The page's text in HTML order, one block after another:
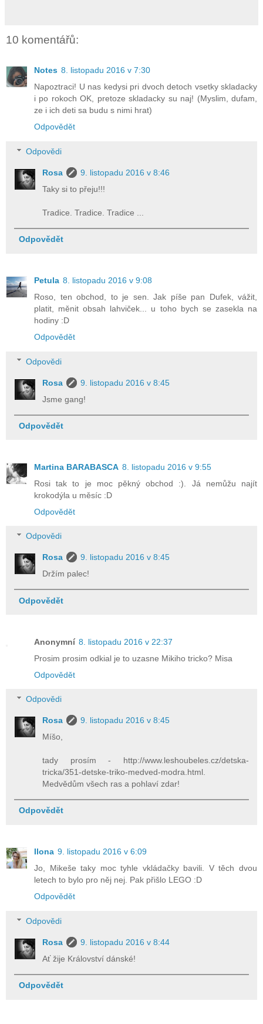
10 komentářů:
Notes 8. listopadu 2016 v 7:30
Napoztraci! U nas kedysi pri dvoch detoch vsetky skladacky
i po rokoch OK, pretoze skladacky su naj! (Myslim, dufam,
ze i ich deti sa budu s nimi hrat)
Odpovědět
Odpovědi
Rosa
9. listopadu 2016 v 8:46
Taky si to přeju!!!
Tradice. Tradice. Tradice ...
Odpovědět
Petula 8. listopadu 2016 v 9:08
Roso, ten obchod, to je sen. Jak píše pan Dufek, vážit,
platit, měnit obsah lahviček... u toho bych se zasekla na
hodiny :D
Odpovědět
Odpovědi
Rosa
9. listopadu 2016 v 8:45
Jsme gang!
Odpovědět
Martina BARABASCA 8. listopadu 2016 v 9:55
Rosi tak to je moc pěkný obchod :). Já nemůžu najít
krokodýla u měsíc :D
Odpovědět
Odpovědi
Rosa
9. listopadu 2016 v 8:45
Držím palec!
Odpovědět
Anonymní 8. listopadu 2016 v 22:37
Prosim prosim odkial je to uzasne Mikiho tricko? Misa
Odpovědět
Odpovědi
Rosa
9. listopadu 2016 v 8:45
Míšo,
tady prosím - http://www.leshoubeles.cz/detska-
tricka/351-detske-triko-medved-modra.html.
Medvědům všech ras a pohlaví zdar!
Odpovědět
Ilona 9. listopadu 2016 v 6:09
Jo, Mikeše taky moc tyhle vkládačky bavili. V těch dvou
letech to bylo pro něj nej. Pak přišlo LEGO :D
Odpovědět
Odpovědi
Rosa
9. listopadu 2016 v 8:44
Ať žije Království dánské!
Odpovědět